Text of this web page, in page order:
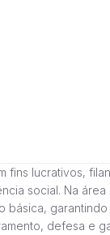
fins lucrativos,
social. Na
defesa e